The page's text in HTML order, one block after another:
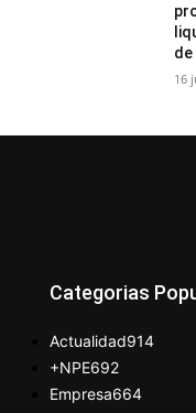
de
16
Categorias
Actualidad914
+NPE692
Empresa664